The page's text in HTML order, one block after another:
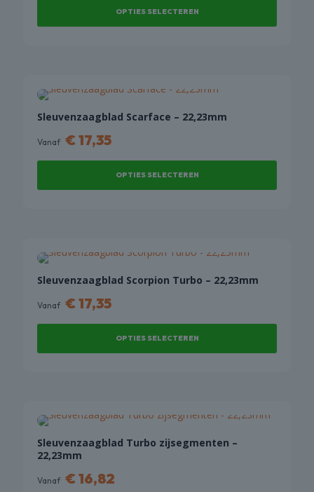
OPTIES SELECTEREN
variaties.
Deze
kan
gekozen
op
Sleuvenzaagblad Scarface – 22,23mm
Vanaf €17,35
OPTIES SELECTEREN
variaties.
Deze
kan
gekozen
op
Sleuvenzaagblad Scorpion Turbo – 22,23mm
Vanaf €17,35
OPTIES SELECTEREN
variaties.
Deze
optie
gekozen
Sleuvenzaagblad Turbo zijsegmenten –
22,23mm
Vanaf €16,82